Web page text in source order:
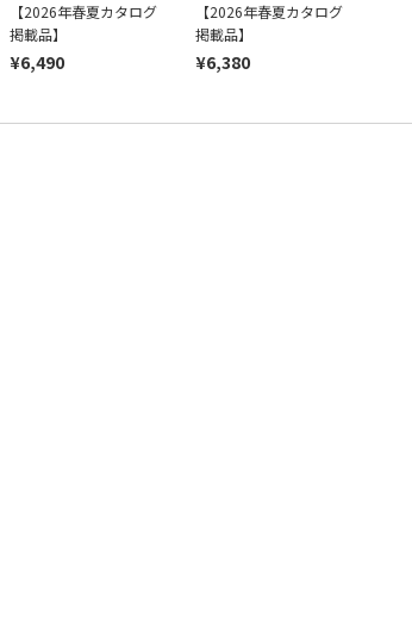
【2026年春夏カタログ
掲載品】
¥6,490
【2026年春夏カタログ
掲載品】
¥6,380